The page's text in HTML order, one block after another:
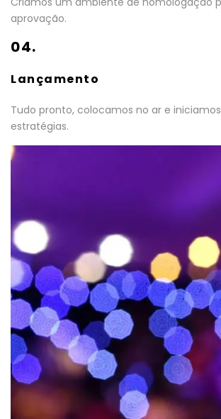
aprovação.
04.
Lançamento
Tudo pronto, colocamos no ar e
estratégias.